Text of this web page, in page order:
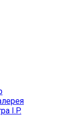
I.P.